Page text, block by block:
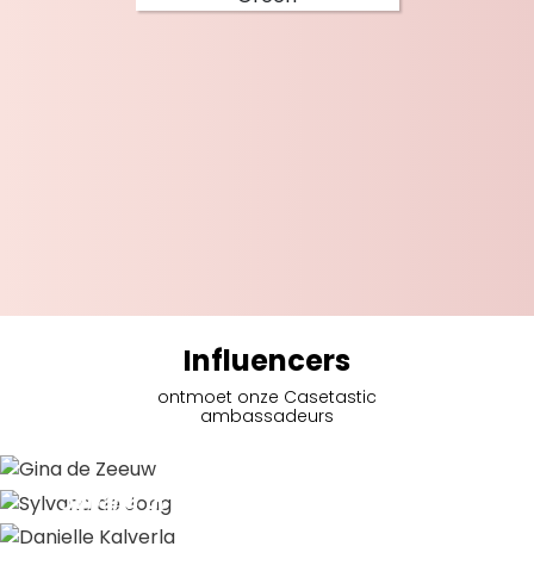
Influencers
ontmoet onze Casetastic
ambassadeurs
Sylvana de Jong